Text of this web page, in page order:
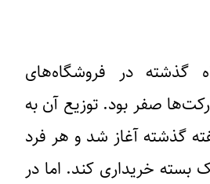
در فروشگاه‌های
صفر بود. توزیع آن به
گذشته آغاز شد و هر فرد
خریداری کند. اما در